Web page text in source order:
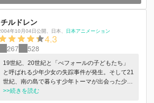
ルドレン
年10月04日公開 日本 日本アニメーション
4.3
267 528
19世紀、20世紀と「べフォールの子どもたち」
と呼ばれる少年少女の失踪事件が発生。そして21
世紀、南の島で暮らす少年トーマが出会った少女
ヘルガの前にべフォールの子どもたちが現れた。
>>続きを読む